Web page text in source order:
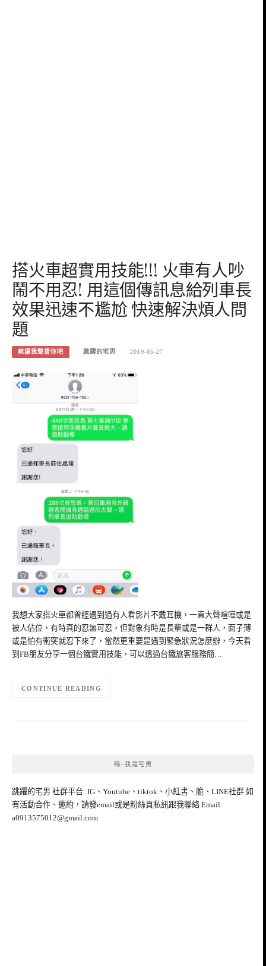
搭火車超實用技能!!! 火車有人吵
鬧不用忍! 用這個傳訊息給列車長
效果迅速不尷尬 快速解決煩人問
題
就讓我聲援你吧 跳躍的宅男 2019-05-27
我想大家搭火車都曾經遇到過有人看影片不戴耳機，一直大聲喧嘩或是
被人佔位，有時真的忍無可忍，但對象有時是長輩或是一群人，面子薄
或是怕有衝突就忍下來了，當然更重要是遇到緊急狀況怎麼辦，今天看
到FB朋友分享一個台鐵實用技能，可以透過台鐵旅客服務簡…
CONTINUE READING
嗨~我是宅男
跳躍的宅男 社群平台: IG、Youtube、tiktok、小紅書、脆、LINE社群 如
有活動合作、邀約，請發email或是粉絲頁私訊跟我聯絡 Email:
a0913575012@gmail.com